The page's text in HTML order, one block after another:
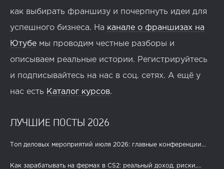
как выбирать франшизу и почерпнуть идеи для
успешного бизнеса. На канале о франшизах на
Ютубе мы проводим честные разборы и
описываем реальные истории. Регистрируйтесь
и подписывайтесь на нас в соц. сетях. А ещё у
нас есть Каталог курсов.
ЛУЧШИЕ ПОСТЫ 2026
Топ деловых мероприятий июля 2026: главные конференции...
Как зарабатывать на фермах в CS2: реальный доход, риски,...